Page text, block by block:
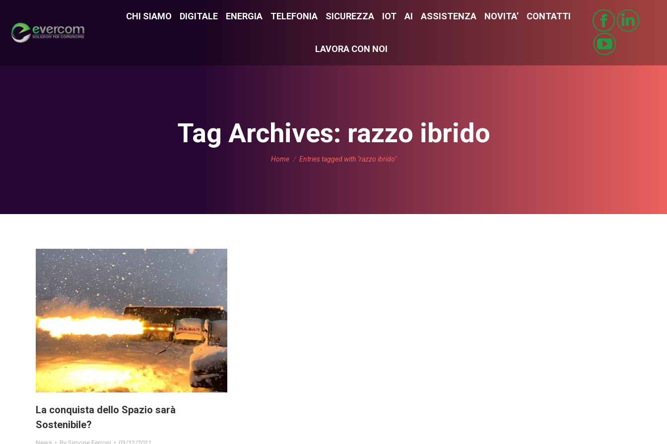
CHI SIAMO DIGITALE ENERGIA TELEFONIA SICUREZZA IOT AI ASSISTENZA NOVITA’ CONTATTI
LAVORA CON NOI
Tag Archives: razzo ibrido
You are here:
Home Entries tagged with "razzo ibrido"
La conquista dello Spazio sarà
Sostenibile?
CHI SIAMO DIGITALE ENERGIA TELEFONIA SICUREZZA IOT AI ASSISTENZA NOVITA’ CONTATTI
LAVORA CON NOI